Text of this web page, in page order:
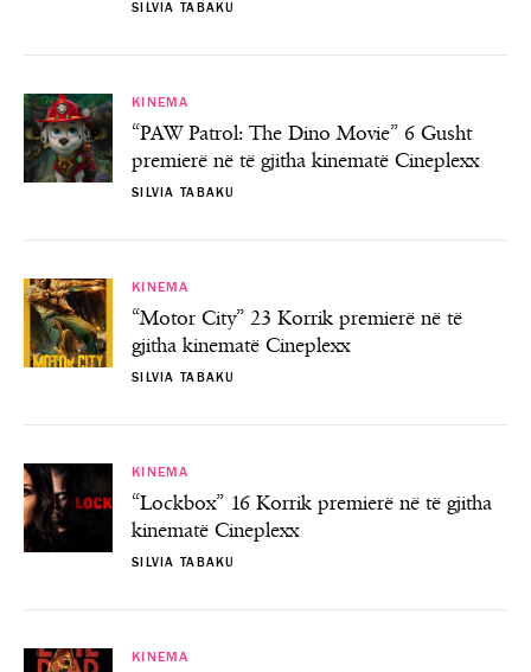
SILVIA TABAKU
KINEMA
“PAW Patrol: The Dino Movie” 6 Gusht
premierë në të gjitha kinematë Cineplexx
SILVIA TABAKU
KINEMA
“Motor City” 23 Korrik premierë në të
gjitha kinematë Cineplexx
SILVIA TABAKU
KINEMA
“Lockbox” 16 Korrik premierë në të gjitha
kinematë Cineplexx
SILVIA TABAKU
KINEMA